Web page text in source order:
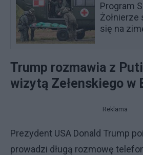
Program
Żołnierze
się na
Trump rozmawia z
wizytą Zełenskiego w
Reklama
Prezydent USA Donald Trump
prowadzi długą rozmowę